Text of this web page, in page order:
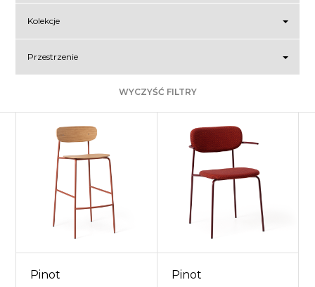
Kolekcje
Przestrzenie
WYCZYŚĆ FILTRY
Pinot Pinot